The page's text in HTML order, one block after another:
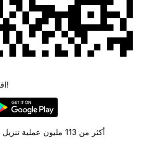
اقرأني بالماسح الضوئي!
أكثر من 113 مليون عملية تنزيل من جميع أنحاء العالم